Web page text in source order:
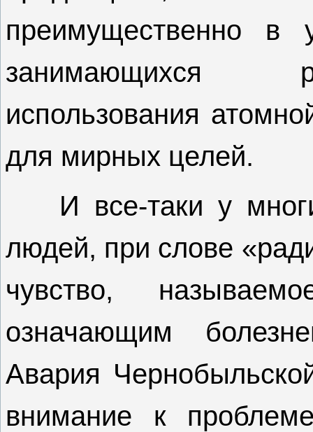
преимущественно в
занимающихся
использования
для мирных целей.
И все-таки у
людей, при слове
чувство,
означающим
Авария
внимание к